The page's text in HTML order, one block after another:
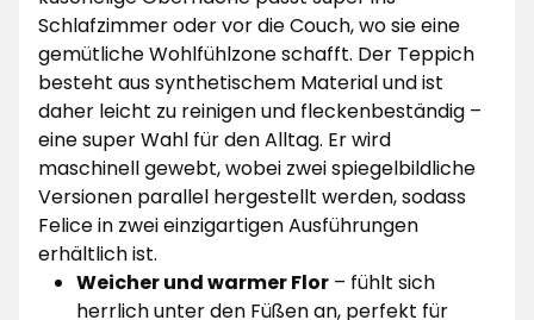
Schlafzimmer oder vor die Couch, wo sie eine
gemütliche Wohlfühlzone schafft. Der Teppich
besteht aus synthetischem Material und ist
daher leicht zu reinigen und fleckenbeständig –
eine super Wahl für den Alltag. Er wird
maschinell gewebt, wobei zwei spiegelbildliche
Versionen parallel hergestellt werden, sodass
Felice in zwei einzigartigen Ausführungen
erhältlich ist.
Weicher und warmer Flor – fühlt sich
herrlich unter den Füßen an, perfekt für